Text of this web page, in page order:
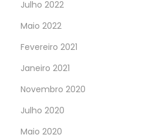
Julho 2022
Maio 2022
Fevereiro 2021
Janeiro 2021
Novembro 2020
Julho 2020
Maio 2020